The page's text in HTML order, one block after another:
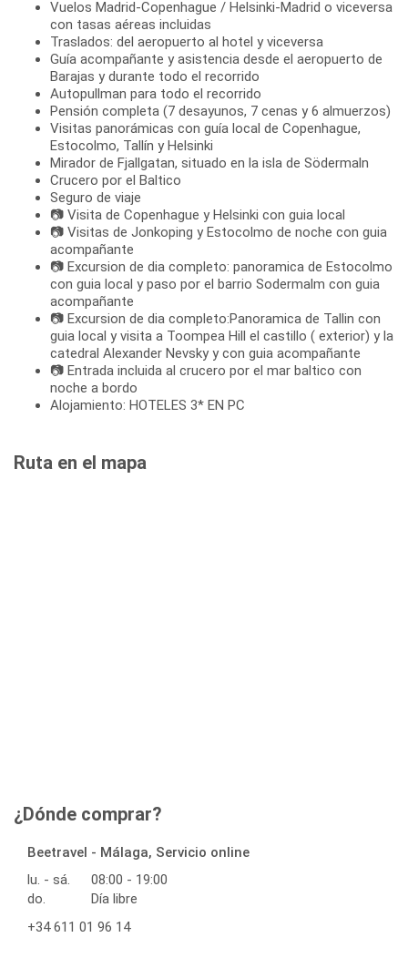
Vuelos Madrid-Copenhague / Helsinki-Madrid o viceversa
con tasas aéreas incluidas
Traslados: del aeropuerto al hotel y viceversa
Guía acompañante y asistencia desde el aeropuerto de
Barajas y durante todo el recorrido
Autopullman para todo el recorrido
Pensión completa (7 desayunos, 7 cenas y 6 almuerzos)
Visitas panorámicas con guía local de Copenhague,
Estocolmo, Tallín y Helsinki
Mirador de Fjallgatan, situado en la isla de Södermaln
Crucero por el Baltico
Seguro de viaje
📷 Visita de Copenhague y Helsinki con guia local
📷 Visitas de Jonkoping y Estocolmo de noche con guia
acompañante
📷 Excursion de dia completo: panoramica de Estocolmo
con guia local y paso por el barrio Sodermalm con guia
acompañante
📷 Excursion de dia completo:Panoramica de Tallin con
guia local y visita a Toompea Hill el castillo ( exterior) y la
catedral Alexander Nevsky y con guia acompañante
📷 Entrada incluida al crucero por el mar baltico con
noche a bordo
Alojamiento: HOTELES 3* EN PC
Ruta en el mapa
¿Dónde comprar?
Beetravel - Málaga, Servicio online
lu. - sá.
08:00 - 19:00
do.
Día libre
+34 611 01 96 14